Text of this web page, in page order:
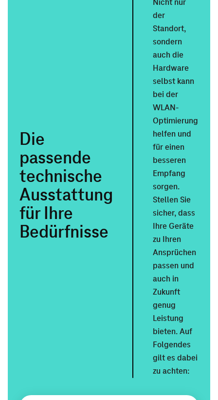
Die
passende
technische
Ausstattung
für Ihre
Bedürfnisse
Nicht nur
der
Standort,
sondern
auch die
Hardware
selbst kann
bei der
WLAN-
Optimierung
helfen und
für einen
besseren
Empfang
sorgen.
Stellen Sie
sicher, dass
Ihre Geräte
zu Ihren
Ansprüchen
passen und
auch in
Zukunft
genug
Leistung
bieten. Auf
Folgendes
gilt es dabei
zu achten: